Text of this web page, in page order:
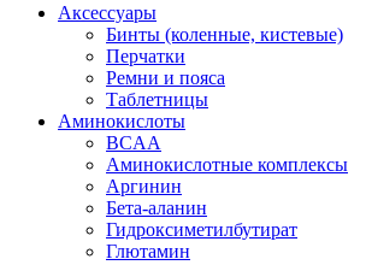
Аксессуары
Бинты (коленные, кистевые)
Перчатки
Ремни и пояса
Таблетницы
Аминокислоты
BCAA
Аминокислотные комплексы
Аргинин
Бета-аланин
Гидроксиметилбутират
Глютамин